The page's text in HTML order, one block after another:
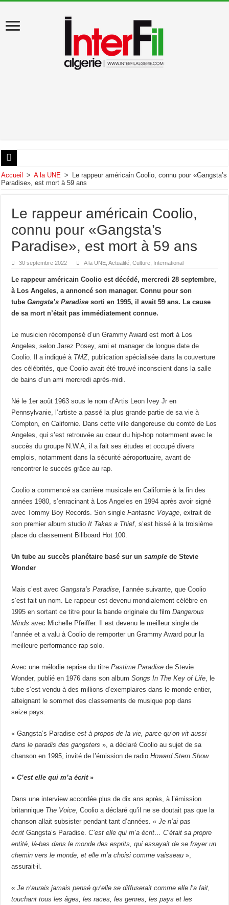
États-Unis : Donald Trump évacué du dîner des correspondants de la Maison
Artémis II : les astronautes ont amerri dans le Pacifique
Décès de Liamine Zeroual, ancien président de la République algérienne
DISPARITION Ali Khamenei, le Guide suprême de la République islamique
L’Algérie accepte de gracier l’écrivain franco-algérien Boualem Sansal
France : Sébastien Lecornu reconduit Premier ministre, LFI et le RN promettent
Accueil > A la UNE >
Le rappeur américain Coolio, connu pour «Gangsta’s
Paradise», est mort à 59 ans
Le rappeur américain Coolio,
connu pour «Gangsta’s
Paradise», est mort à 59 ans
30 septembre 2022 A la UNE ,Actualité ,Culture International
Le rappeur américain Coolio est décédé, mercredi 28 septembre,
à Los Angeles, a annoncé son manager. Connu pour son
tubeGangsta’s Paradise sorti en 1995, il avait 59 ans. La cause
de sa mort n’était pas immédiatement connue.
Le musicien récompensé d’un Grammy Award est mort à Los
Angeles, selon Jarez Posey, ami et manager de longue date de
Coolio. Il a indiqué à TMZ, publication spécialisée dans la couverture
des célébrités, que Coolio avait été trouvé inconscient dans la salle
de bains d’un ami mercredi après-midi.
Né le 1er août 1963 sous le nom d’Artis Leon Ivey Jr en
Pennsylvanie, l’artiste a passé la plus grande partie de sa vie à
Compton, en Californie. Dans cette ville dangereuse du comté de Los
Angeles, qui s’est retrouvée au cœur du hip-hop notamment avec le
succès du groupe N.W.A, il a fait ses études et occupé divers
emplois, notamment dans la sécurité aéroportuaire, avant de
rencontrer le succès grâce au rap.
Coolio a commencé sa carrière musicale en Californie à la fin des
années 1980, s’enracinant à Los Angeles en 1994 après avoir signé
avec Tommy Boy Records. Son singleFantastic Voyage , extrait de
son premier album studioIt Takes a Thief, s’est hissé à la troisième
place du classement Billboard Hot 100.
Un tube au succès planétaire basé sur unsamplede Stevie
Wonder
Mais c’est avecGangsta’s Paradise , l’année suivante, que Coolio
s’est fait un nom. Le rappeur est devenu mondialement célèbre en
1995 en sortant ce titre pour la bande originale du filmDangerous
Minds avec Michelle Pfeiffer. Il est devenu le meilleur single de
l’année et a valu à Coolio de remporter un Grammy Award pour la
meilleure performance rap solo.
Avec une mélodie reprise du titrePastime Paradise de Stevie
Wonder, publié en 1976 dans son albumSongs In The Key of Life , le
tube s’est vendu à des millions d’exemplaires dans le monde entier,
atteignant le sommet des classements de musique pop dans
seize pays.
« Gangsta’s Paradiseest à propos de la vie, parce qu’on vit aussi
dans le paradis des gangsters », a déclaré Coolio au sujet de sa
chanson en 1995, invité de l’émission de radioHoward Stern Show.
«C’est elle qui m’a écrit»
Dans une interview accordée plus de dix ans après, à l’émission
britannique The Voice , Coolio a déclaré qu’il ne se doutait pas que la
chanson allait subsister pendant tant d’années. «Je n’ai pas
écritGangsta’s Paradise. C’est elle qui m’a écrit… C’était sa propre
entité, là-bas dans le monde des esprits, qui essayait de se frayer un
chemin vers le monde, et elle m’a choisi comme vaisseau »,
assurait-il.
«Je n’aurais jamais pensé qu’elle se diffuserait comme elle l’a fait,
touchant tous les âges, les races, les genres, les pays et les